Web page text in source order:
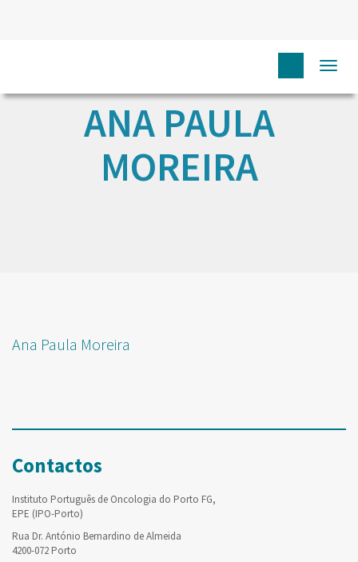
ANA PAULA
MOREIRA
Ana Paula Moreira
Contactos
Instituto Português de Oncologia do Porto FG,
EPE (IPO-Porto)
Rua Dr. António Bernardino de Almeida
4200-072 Porto